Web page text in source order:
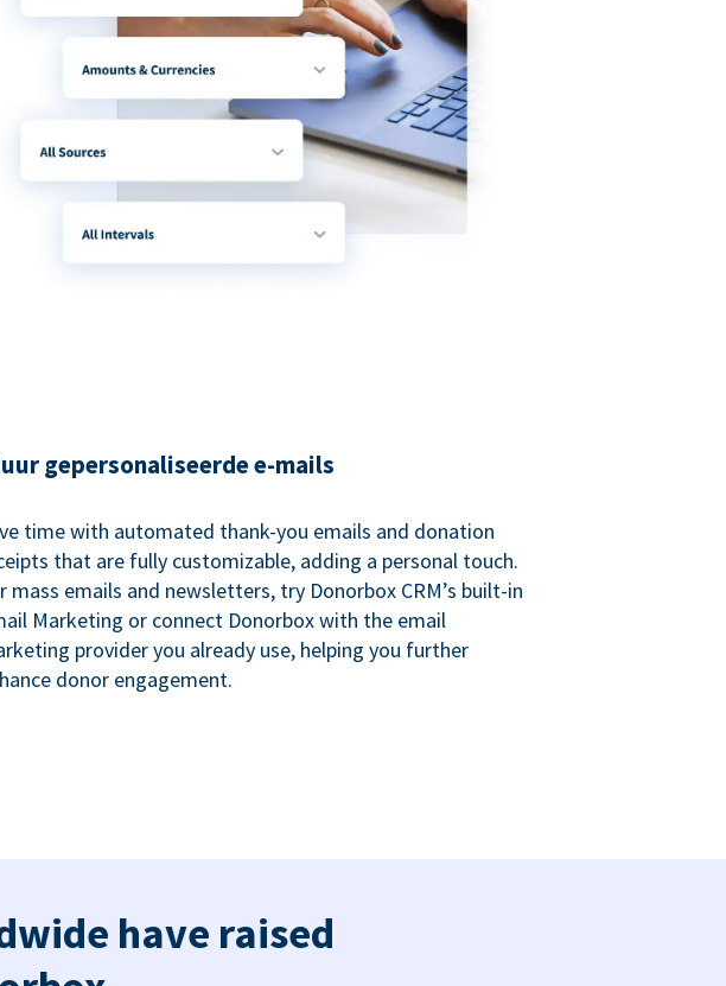
gepersonaliseerde e-mails
time with automated thank-you emails and donation
that are fully customizable, adding a personal touch.
mass emails and newsletters, try Donorbox CRM’s built-in
Marketing or connect Donorbox with the email
provider you already use, helping you further
donor engagement.
have raised